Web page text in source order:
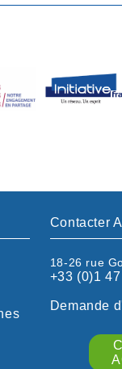
Contacter
18-26 rue
+33 (0)1
Demande